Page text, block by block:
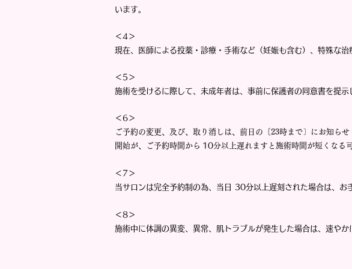
います。
＜4＞
現在、医師による投薬・診療・手術など（妊娠も含む）、特殊な
＜5＞
施術を受けるに際して、未成年者は、事前に保護者の同意書を提示
＜6＞
ご予約の変更、及び、取り消しは、前日の〔23時まで〕にお知らせ
​開始が、ご予約時間から 10分以上遅れますと施術時間が短くなる
＜7＞
当サロンは完全予約制の為、当日 30分以上遅刻された場合は、お
＜8＞
施術中に体調の異変、異常、肌トラブルが発生した場合は、速やか